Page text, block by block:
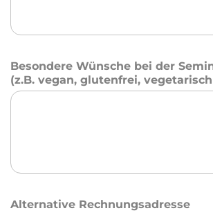
Besondere Wünsche bei der
(z.B. vegan, glutenfrei,
Alternative Rechnungsadresse